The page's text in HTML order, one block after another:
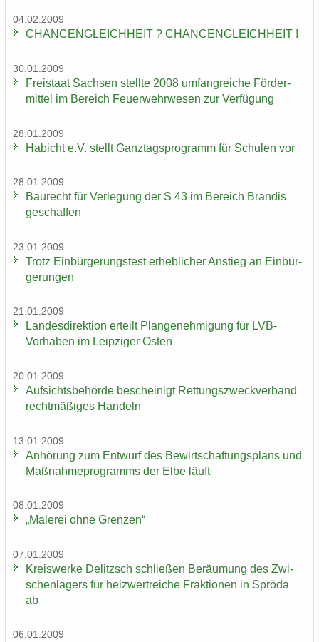
04.02.2009
CHAN­CEN­GLEICH­HEIT ? CHAN­CEN­GLEICH­HEIT !
30.01.2009
Frei­staat Sach­sen stell­te 2008 um­fang­rei­che För­der­
mit­tel im Be­reich Feu­er­wehr­we­sen zur Ver­fü­gung
28.01.2009
Ha­bicht e.V. stellt Ganz­tags­pro­gramm für Schu­len vor
28.01.2009
Bau­recht für Ver­le­gung der S 43 im Be­reich Bran­dis
ge­schaf­fen
23.01.2009
Trotz Ein­bür­ge­rungs­test er­heb­li­cher An­stieg an Ein­bür­
ge­run­gen
21.01.2009
Lan­des­di­rek­ti­on er­teilt Plan­ge­neh­mi­gung für LVB-​
Vorhaben im Leip­zi­ger Osten
20.01.2009
Auf­sichts­be­hör­de be­schei­nigt Ret­tungs­zweck­ver­band
recht­mä­ßi­ges Han­deln
13.01.2009
An­hö­rung zum Ent­wurf des Be­wirt­schaf­tungs­plans und
Maß­nah­me­pro­gramms der Elbe läuft
08.01.2009
„Ma­le­rei ohne Gren­zen“
07.01.2009
Kreis­wer­ke De­litzsch schlie­ßen Be­räu­mung des Zwi­
schen­la­gers für heiz­wertrei­che Frak­tio­nen in Sprö­da
ab
06.01.2009